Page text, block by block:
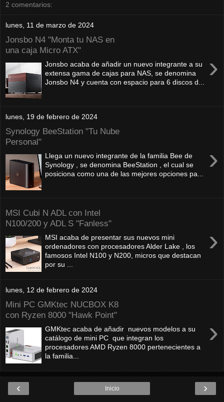
2 comentarios:
lunes, 11 de marzo de 2024
Jonsbo N4 "Monta tu NAS en
una caja Micro ATX"
›
Jonsbo acaba de añadir un nuevo integrante a su
extensa gama de cajas para NAS, se denomina
Jonsbo N4 y cuenta con espacio para 6 discos d...
lunes, 19 de febrero de 2024
Synology BeeStation "Tu Nube
Personal"
›
Llega un nuevo integrante de la familia Bee de
Synology , se denomina BeeStation , el cual se
posiciona como una de las mejores opciones pa...
MSI Cubi N ADL con Intel
N100/200 y ADL S "Fanless"
›
MSI acaba de presentar sus nuevos mini
ordenadores con procesadores Alder Lake , los
famosos Intel N100 y N200, micros que destacan
por su ...
lunes, 12 de febrero de 2024
Mini PC GMKtec NUCBOX K8
con Ryzen 8000 "Hawk Point"
›
GMKtec acaba de añadir nuevos modelos a su
catálogo de mini PC que integran los
procesadores AMD Ryzen 8000 pertenecientes a
la familia...
‹ ›
Inicio